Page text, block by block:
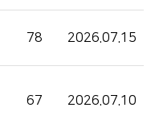
78 2026.07.15
67 2026.07.10